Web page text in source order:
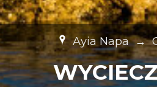
Ayia Napa →